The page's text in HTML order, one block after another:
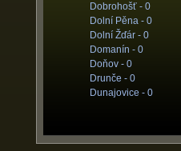
Dobrohošť - 0
Dolní Pěna - 0
Dolní Žďár - 0
Domanín - 0
Doňov - 0
Drunče - 0
Dunajovice - 0